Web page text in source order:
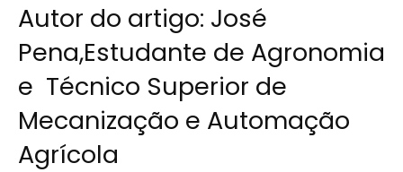
Autor do artigo: José
Pena,Estudante de Agronomia
e Técnico Superior de
Mecanização e Automação
Agrícola